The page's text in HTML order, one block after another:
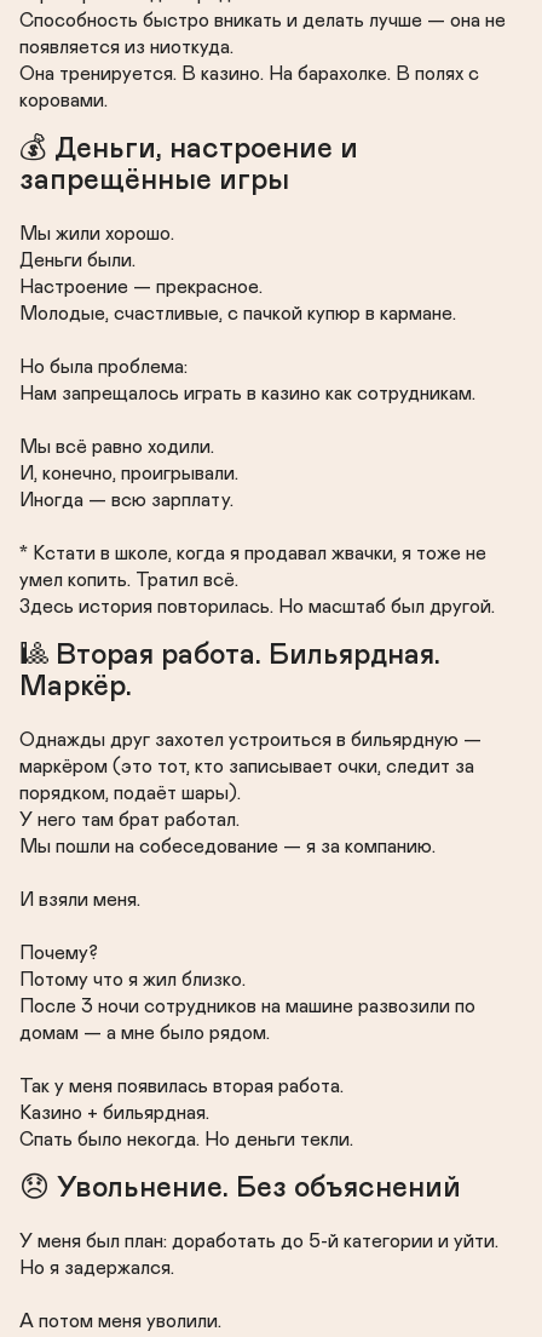
Способность быстро вникать и делать лучше — она не
появляется из ниоткуда.
Она тренируется. В казино. На барахолке. В полях с
коровами.
💰 Деньги, настроение и
запрещённые игры
Мы жили хорошо.
Деньги были.
Настроение — прекрасное.
Молодые, счастливые, с пачкой купюр в кармане.
Но была проблема:
Нам запрещалось играть в казино как сотрудникам.
Мы всё равно ходили.
И, конечно, проигрывали.
Иногда — всю зарплату.
* Кстати в школе, когда я продавал жвачки, я тоже не
умел копить. Тратил всё.
Здесь история повторилась. Но масштаб был другой.
🎱 Вторая работа. Бильярдная.
Маркёр.
Однажды друг захотел устроиться в бильярдную —
маркёром (это тот, кто записывает очки, следит за
порядком, подаёт шары).
У него там брат работал.
Мы пошли на собеседование — я за компанию.
И взяли меня.
Почему?
Потому что я жил близко.
После 3 ночи сотрудников на машине развозили по
домам — а мне было рядом.
Так у меня появилась вторая работа.
Казино + бильярдная.
Спать было некогда. Но деньги текли.
😞 Увольнение. Без объяснений
У меня был план: доработать до 5-й категории и уйти.
Но я задержался.
А потом меня уволили.